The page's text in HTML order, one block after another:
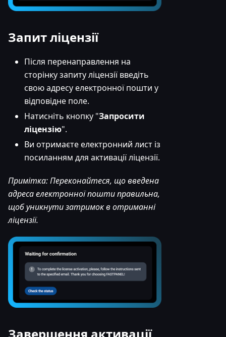
Запит ліцензії
Після перенаправлення на
сторінку запиту ліцензії введіть
свою адресу електронної пошти у
відповідне поле.
Натисніть кнопку "Запросити
ліцензію".
Ви отримаєте електронний лист із
посиланням для активації ліцензії.
Примітка: Переконайтеся, що введена
адреса електронної пошти правильна,
щоб уникнути затримок в отриманні
ліцензії.